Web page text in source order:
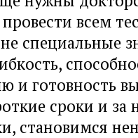
всем
специальные
и готовность
сроки и за
становимся